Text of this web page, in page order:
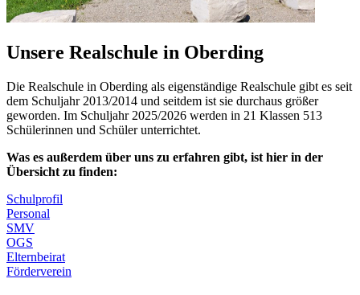
Unsere Realschule in Oberding
Die Realschule in Oberding als eigenständige Realschule gibt es seit
dem Schuljahr 2013/2014 und seitdem ist sie durchaus größer
geworden. Im Schuljahr 2025/2026 werden in 21 Klassen 513
Schülerinnen und Schüler unterrichtet.
Was es außerdem über uns zu erfahren gibt, ist hier in der
Übersicht zu finden:
Schulprofil
Personal
SMV
OGS
Elternbeirat
Förderverein